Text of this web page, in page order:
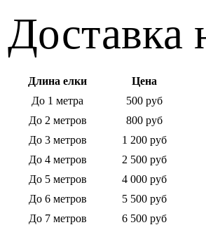
Доставка
Длина елки
Цена
До 1 метра
500 руб
До 2 метров
800 руб
До 3 метров
1 200 руб
До 4 метров
2 500 руб
До 5 метров
4 000 руб
До 6 метров
5 500 руб
До 7 метров
6 500 руб